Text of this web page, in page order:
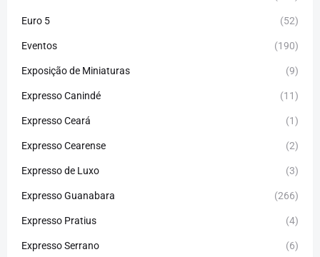
Euro 5 (52)
Eventos (190)
Exposição de Miniaturas (9)
Expresso Canindé (11)
Expresso Ceará (1)
Expresso Cearense (2)
Expresso de Luxo (3)
Expresso Guanabara (266)
Expresso Pratius (4)
Expresso Serrano (6)